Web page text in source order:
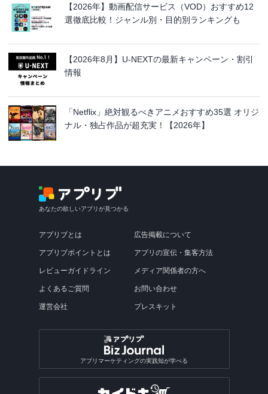
【2026年】動画配信サービス（VOD）おすすめ12
選徹底比較！ジャンル別・目的別ランキングも
【2026年8月】U-NEXTの最新キャンペーン・割引
情報
「Netflix」絶対観るべきアニメおすすめ35選 オリジ
ナル・独占作品が超充実！【2026年】
あなたの欲しいアプリが見つかる
アプリブとは
アプリブポイントとは
レビューガイドライン
よくあるご質問
運営会社
広告掲載について
アプリの宣伝・集客方法
メディア関係者の方へ
お問い合わせ
プレスキット
アプリマーケティングの実践知が学べる